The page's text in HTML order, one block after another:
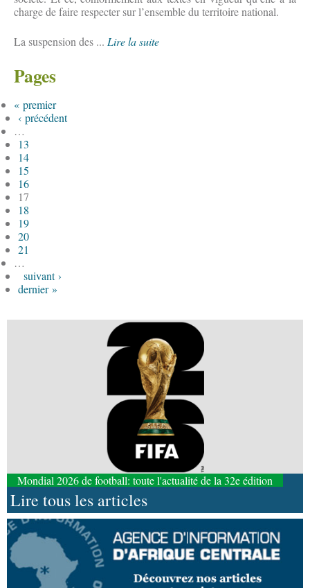
charge de faire respecter sur l’ensemble du territoire national.
La suspension des ... Lire la suite
Pages
« premier
‹ précédent
…
13
14
15
16
17
18
19
20
21
…
suivant ›
dernier »
Mondial 2026 de football: toute l'actualité de la 32e édition
Lire tous les articles